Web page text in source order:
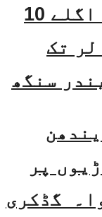
بھارت کی خلائی معیشت اگلے 10
ڈالر تک
سنگھ
پر
گڈکری